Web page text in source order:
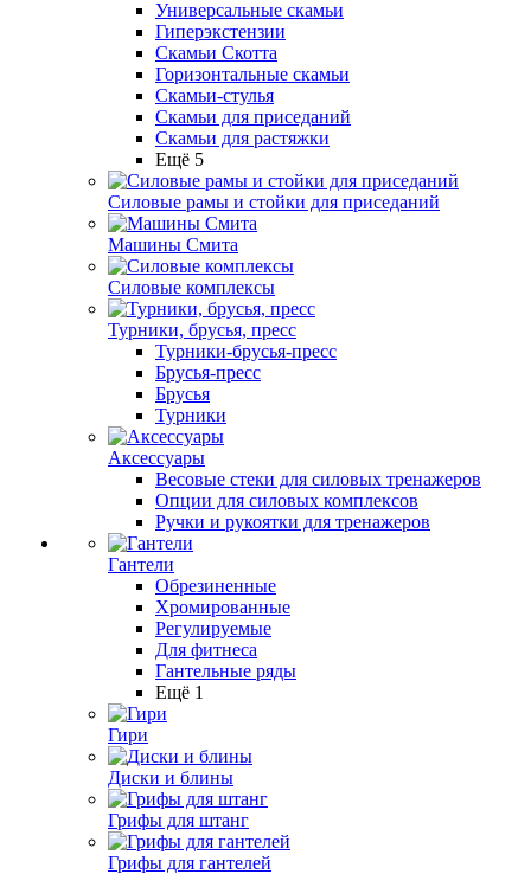
Универсальные скамьи
Гиперэкстензии
Скамьи Скотта
Горизонтальные скамьи
Скамьи-стулья
Скамьи для приседаний
Скамьи для растяжки
Ещё 5
Силовые рамы и стойки для приседаний
Машины Смита
Силовые комплексы
Турники, брусья, пресс
Турники-брусья-пресс
Брусья-пресс
Брусья
Турники
Аксессуары
Весовые стеки для силовых тренажеров
Опции для силовых комплексов
Ручки и рукоятки для тренажеров
Гантели
Обрезиненные
Хромированные
Регулируемые
Для фитнеса
Гантельные ряды
Ещё 1
Гири
Диски и блины
Грифы для штанг
Грифы для гантелей